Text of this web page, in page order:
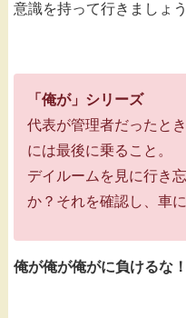
意識を持って行きましょう
「俺が」シリーズ
代表が管理者だったと
には最後に乗ること。
デイルームを見に行き
か？それを確認し、車
俺が俺が俺がに負けるな